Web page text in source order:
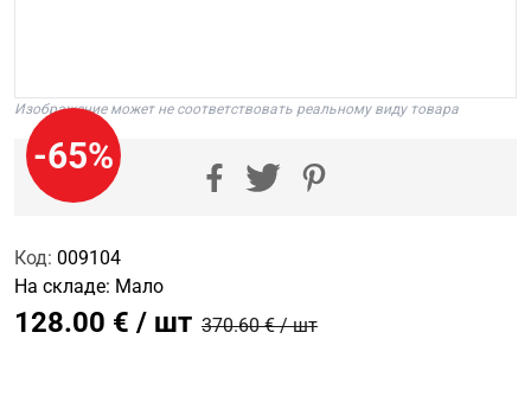
-65%
Изображение может не соответствовать реальному виду товара
Код: 009104
На складе: Мало
128.00 € / шт 370.60 € / шт